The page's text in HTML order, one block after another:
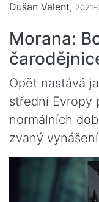
Dušan Valent, 2021-
Morana:
Opět nastává
střední Evropy
normálních
zvaný